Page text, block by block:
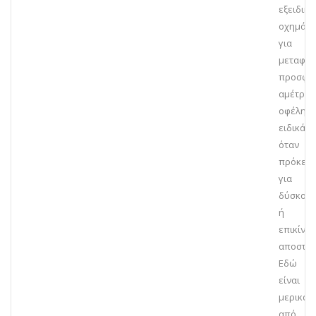
για
οφέλη,
ειδικά
όταν
για
ή
Εδώ
είναι
μερικά